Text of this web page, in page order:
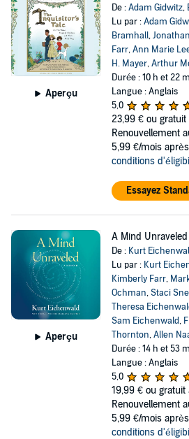
Aperçu
De :Adam Gidwitz,
Lu par :Adam
Bramhall,
Farr,Ann Marie
H. Mayer,Arthur
Durée : 10 h et 22
Langue : Anglais
5,0
23,99 € ou gratuit
Renouvellement
5,99 €/mois
conditions
Essayez
Aperçu
A Mind Unraveled
De : Kurt
Lu par : Kurt
Kimberly Farr,
Ochman,Staci
Theresa
Sam Eichenwald,
Thornton,Allen
Durée : 14 h et 53
Langue : Anglais
5,0
19,99 € ou gratuit
Renouvellement
5,99 €/mois
conditions